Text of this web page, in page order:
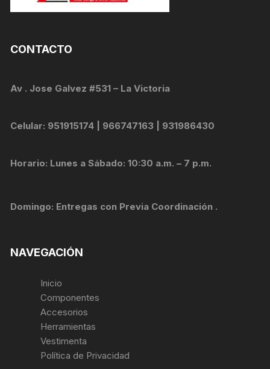
CONTACTO
Av . Jose Galvez #531 – La Victoria
Celular: 951915174 | 966747163 | 931986430
Horario: Lunes a Sábado: 10:30 a.m. – 7 p.m.
Domingo: Entregas con Previa Coordinación .
NAVEGACIÓN
Inicio
Componentes
Accesorios
Herramientas
Vestimenta
Política de Privacidad